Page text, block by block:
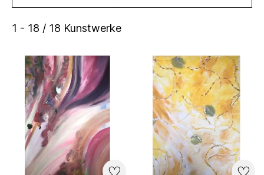
1 - 18 / 18 Kunstwerke